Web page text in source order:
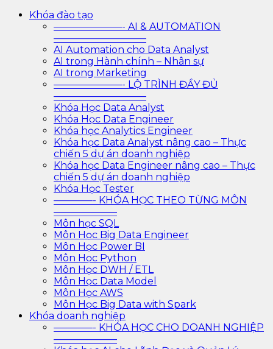
Khóa đào tạo
———————- AI & AUTOMATION
—————————–
AI Automation cho Data Analyst
AI trong Hành chính – Nhân sự
AI trong Marketing
———————- LỘ TRÌNH ĐẦY ĐỦ
—————————–
Khóa Học Data Analyst
Khóa Học Data Engineer
Khóa học Analytics Engineer
Khóa học Data Analyst nâng cao – Thực
chiến 5 dự án doanh nghiệp
Khóa học Data Engineer nâng cao – Thực
chiến 5 dự án doanh nghiệp
Khóa Học Tester
————- KHÓA HỌC THEO TỪNG MÔN
——————–
Môn học SQL
Môn Học Big Data Engineer
Môn Học Power BI
Môn Học Python
Môn Học DWH / ETL
Môn Học Data Model
Môn Học AWS
Môn Học Big Data with Spark
Khóa doanh nghiệp
————- KHÓA HỌC CHO DOANH NGHIỆP
——————–